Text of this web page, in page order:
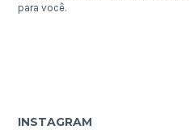
para você.
INSTAGRAM